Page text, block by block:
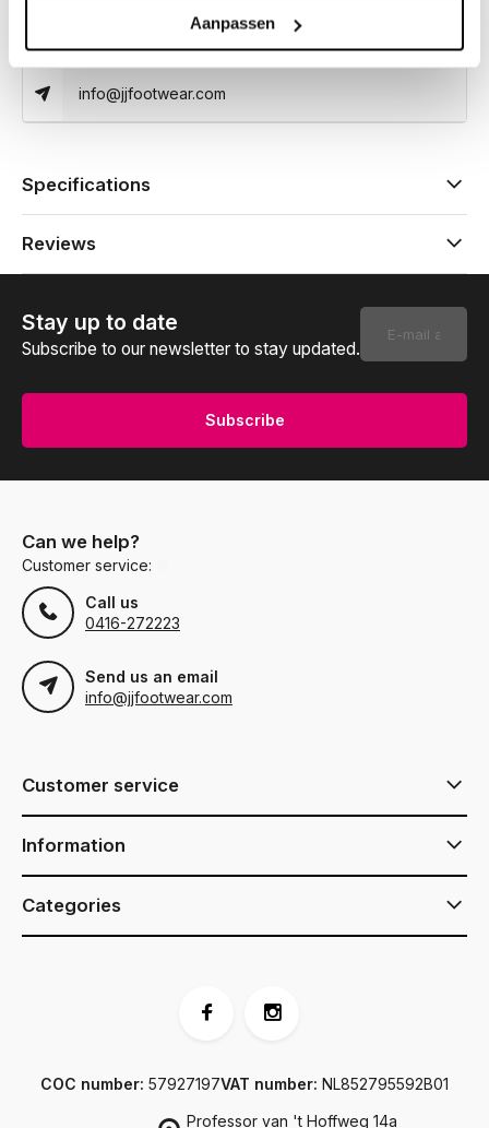
Aanpassen
info@jjfootwear.com
Specifications
Reviews
Stay up to date
Subscribe to our newsletter to stay updated.
Subscribe
Can we help?
Customer service:
Call us
0416-272223
Send us an email
info@jjfootwear.com
Customer service
Information
Categories
Professor van 't Hoffweg 14a
COC number: 57927197VAT number: NL852795592B01